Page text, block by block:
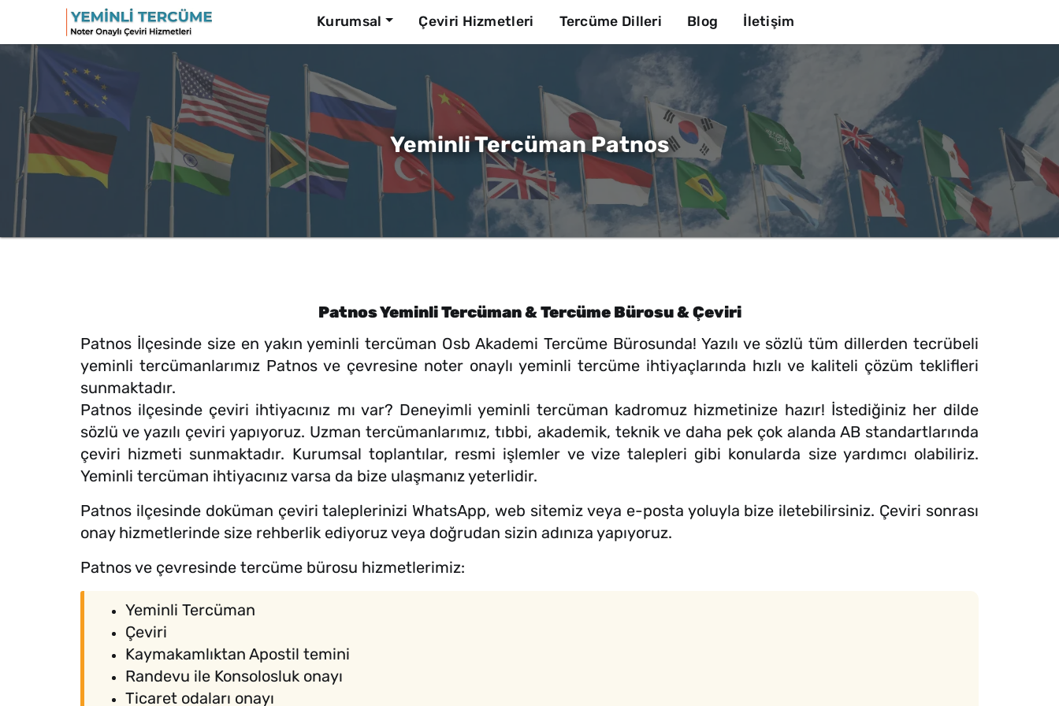
Kurumsal Çeviri Hizmetleri Tercüme Dilleri Blog İletişim
Yeminli Tercüman Patnos
Patnos Yeminli Tercüman & Tercüme Bürosu & Çeviri
Patnos İlçesinde size en yakın yeminli tercüman Osb Akademi Tercüme Bürosunda! Yazılı ve sözlü tüm dillerden tecrübeli
yeminli tercümanlarımız Patnos ve çevresine noter onaylı yeminli tercüme ihtiyaçlarında hızlı ve kaliteli çözüm teklifleri
sunmaktadır.
Patnos ilçesinde çeviri ihtiyacınız mı var? Deneyimli yeminli tercüman kadromuz hizmetinize hazır! İstediğiniz her dilde
sözlü ve yazılı çeviri yapıyoruz. Uzman tercümanlarımız, tıbbi, akademik, teknik ve daha pek çok alanda AB standartlarında
çeviri hizmeti sunmaktadır. Kurumsal toplantılar, resmi işlemler ve vize talepleri gibi konularda size yardımcı olabiliriz.
Yeminli tercüman ihtiyacınız varsa da bize ulaşmanız yeterlidir.
Patnos ilçesinde doküman çeviri taleplerinizi WhatsApp, web sitemiz veya e-posta yoluyla bize iletebilirsiniz. Çeviri sonrası
onay hizmetlerinde size rehberlik ediyoruz veya doğrudan sizin adınıza yapıyoruz.
Patnos ve çevresinde tercüme bürosu hizmetlerimiz:
Yeminli Tercüman
Çeviri
Kaymakamlıktan Apostil temini
Randevu ile Konsolosluk onayı
Ticaret odaları onayı